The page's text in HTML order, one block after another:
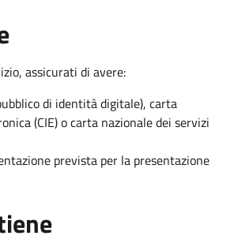
assicurati di avere:
di identità digitale), carta
(CIE) o carta nazionale dei servizi
prevista per la presentazione